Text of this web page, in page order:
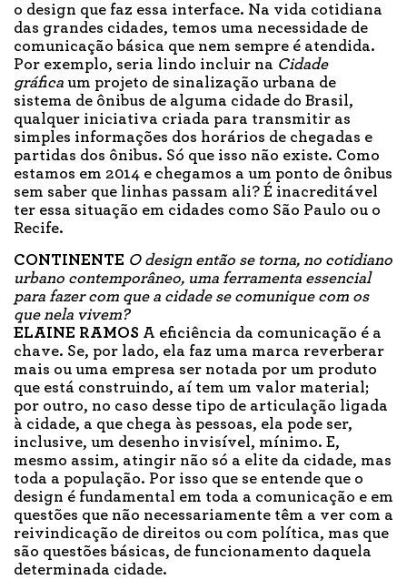
o design que faz essa interface. Na vida cotidiana
das grandes cidades, temos uma necessidade de
comunicação básica que nem sempre é atendida.
Por exemplo, seria lindo incluir na Cidade
gráfica um projeto de sinalização urbana de
sistema de ônibus de alguma cidade do Brasil,
qualquer iniciativa criada para transmitir as
simples informações dos horários de chegadas e
partidas dos ônibus. Só que isso não existe. Como
estamos em 2014 e chegamos a um ponto de ônibus
sem saber que linhas passam ali? É inacreditável
ter essa situação em cidades como São Paulo ou o
Recife.
CONTINENTE O design então se torna, no cotidiano
urbano contemporâneo, uma ferramenta essencial
para fazer com que a cidade se comunique com os
que nela vivem?
ELAINE RAMOS A eficiência da comunicação é a
chave. Se, por lado, ela faz uma marca reverberar
mais ou uma empresa ser notada por um produto
que está construindo, aí tem um valor material;
por outro, no caso desse tipo de articulação ligada
à cidade, a que chega às pessoas, ela pode ser,
inclusive, um desenho invisível, mínimo. E,
mesmo assim, atingir não só a elite da cidade, mas
toda a população. Por isso que se entende que o
design é fundamental em toda a comunicação e em
questões que não necessariamente têm a ver com a
reivindicação de direitos ou com política, mas que
são questões básicas, de funcionamento daquela
determinada cidade.